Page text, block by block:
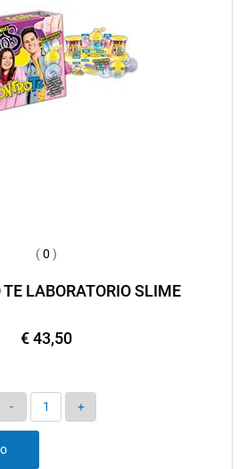
(0 )
LABORATORIO SLIME
€ 43,50
Quantità